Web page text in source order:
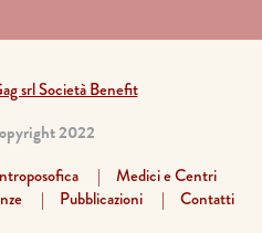
srl Società Benefit
2022
Medici e Centri
Pubblicazioni
Contatti